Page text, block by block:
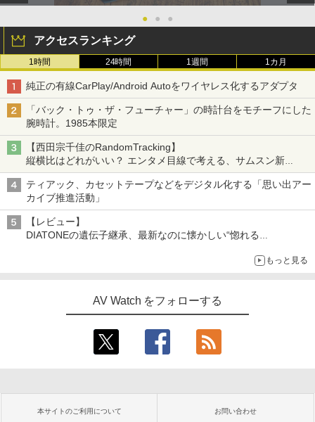
● ● ●
アクセスランキング
1時間 24時間 1週間 1カ月
純正の有線CarPlay/Android Autoをワイヤレス化するアダプタ
「バック・トゥ・ザ・フューチャー」の時計台をモチーフにした
腕時計。1985本限定
【西田宗千佳のRandomTracking】
縦横比はどれがいい？ エンタメ目線で考える、サムスン新
「Galaxy Z Fold」
ティアック、カセットテープなどをデジタル化する「思い出アー
カイブ推進活動」
【レビュー】
DIATONEの遺伝子継承、最新なのに懐かしい“惚れる
もっと見る
AV Watch をフォローする
本サイトのご利用について お問い合わせ